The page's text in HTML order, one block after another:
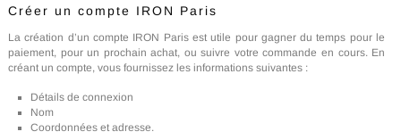
Créer un compte IRON Paris
La création d’un compte IRON Paris est utile pour gagner du temps pour le
paiement, pour un prochain achat, ou suivre votre commande en cours. En
créant un compte, vous fournissez les informations suivantes :
Détails de connexion
Nom
Coordonnées et adresse.